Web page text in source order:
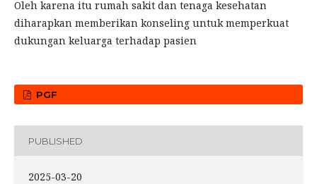
Oleh karena itu rumah sakit dan tenaga kesehatan
diharapkan memberikan konseling untuk memperkuat
dukungan keluarga terhadap pasien
PGF
PUBLISHED
2025-03-20